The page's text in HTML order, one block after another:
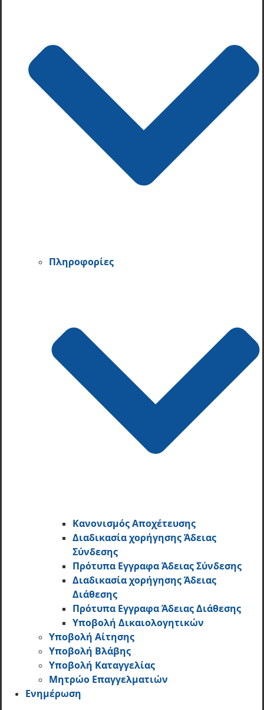
Πληροφορίες
Κανονισμός Αποχέτευσης
Διαδικασία χορήγησης Άδειας
Σύνδεσης
Πρότυπα Εγγραφα Άδειας Σύνδεσης
Διαδικασία χορήγησης Άδειας
Διάθεσης
Πρότυπα Εγγραφα Άδειας Διάθεσης
Υποβολή Δικαιολογητικών
Υποβολή Αίτησης
Υποβολή Βλάβης
Υποβολή Καταγγελίας
Μητρώο Επαγγελματιών
Ενημέρωση